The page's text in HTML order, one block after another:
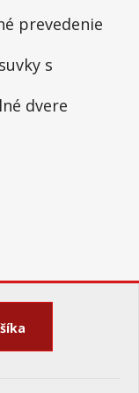
prevedenie
s
dvere